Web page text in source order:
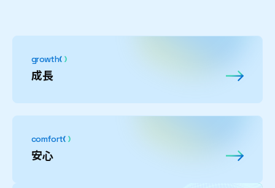
growth
成長
comfort
安心